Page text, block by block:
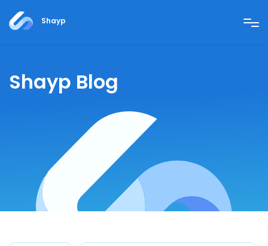
Shayp
Shayp Blog